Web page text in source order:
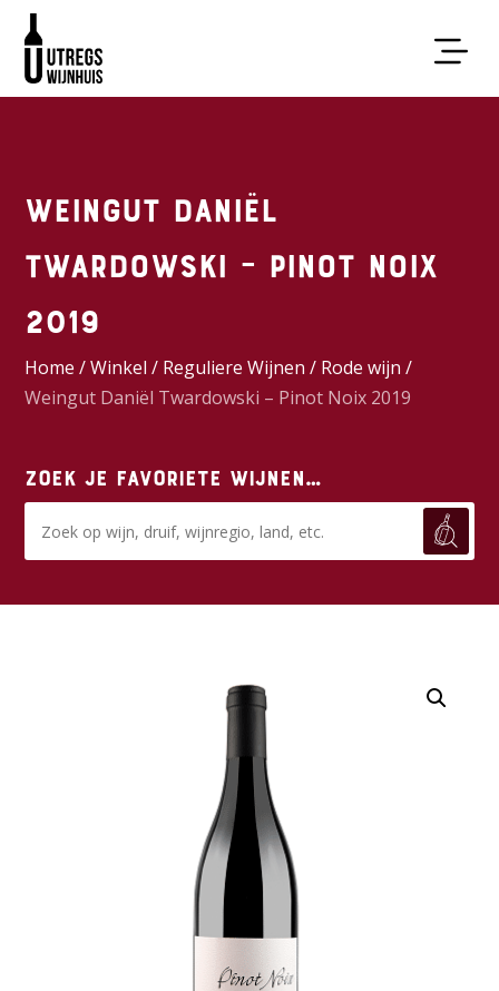
Weingut Daniël
Twardowski – Pinot Noix
2019
Home /Winkel / Reguliere Wijnen / Rode wijn /
Weingut Daniël Twardowski – Pinot Noix 2019
Zoek je favoriete wijnen…